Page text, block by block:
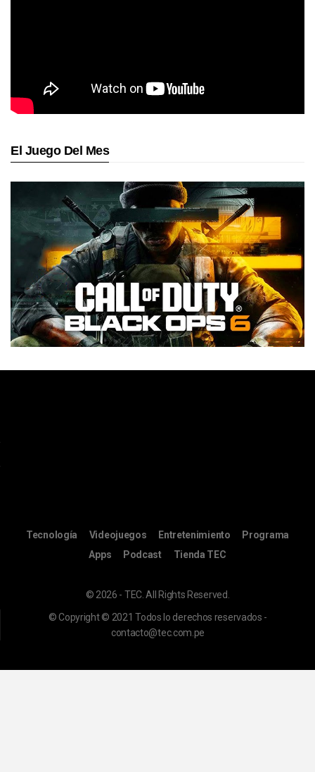
El Juego Del Mes
Tecnología Videojuegos Entretenimiento
Programa
Apps
Podcast Tienda TEC
© 2026 - TEC. All Rights Reserved.
© Copyright © 2021 Todos lo derechos reservados -
contacto@tec.com.pe